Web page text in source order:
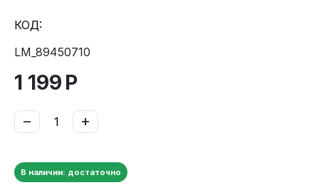
КОД:
LM_89450710
1 199 Р
+
−
В наличии: достаточно